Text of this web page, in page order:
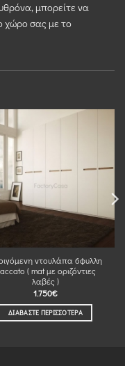
μπορείτε να
χώρο σας με το
ντουλάπα 6φυλλη
( mat με οριζόντιες
λαβές )
1.750€
ΔΙΑΒΆΣΤΕ ΠΕΡΙΣΣΌΤΕΡΑ